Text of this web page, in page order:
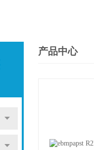
产品中心